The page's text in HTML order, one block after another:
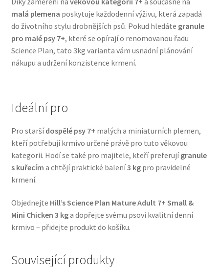
Royal Canin pro psy
Veterinární dieta pro psy
Vodítka a obojky
malá plemena poskytuje každodenní výživu, která zapadá
do životního stylu drobnějších psů. Pokud hledáte granule
pro malé psy 7+, které se opírají o renomovanou řadu
Science Plan, tato 3kg varianta vám usnadní plánování
nákupu a udržení konzistence krmení.
Ideální pro
Pro staršídospělé psy 7+ malých a miniaturních plemen,
kteří potřebují krmivo určené právě pro tuto věkovou
kategorii. Hodí se také pro majitele, kteří preferujígranule
s kuřecím a chtějí praktické balení3 kgpro pravidelné
krmení.
Objednejte Hill’s Science Plan Mature Adult 7+ Small &
Mini Chicken 3 kga dopřejte svému psovi kvalitní denní
krmivo – přidejte produkt do košíku.
Související produkty